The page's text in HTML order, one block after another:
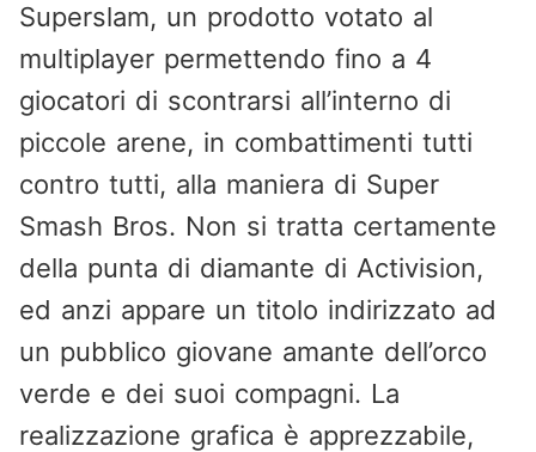
Superslam, un prodotto votato al
multiplayer permettendo fino a 4
giocatori di scontrarsi all’interno di
piccole arene, in combattimenti tutti
contro tutti, alla maniera di Super
Smash Bros. Non si tratta certamente
della punta di diamante di Activision,
ed anzi appare un titolo indirizzato ad
un pubblico giovane amante dell’orco
verde e dei suoi compagni. La
realizzazione grafica è apprezzabile,